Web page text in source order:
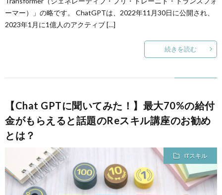
ーマー）」の略です。 ChatGPTは、2022年11月30日に公開され、
2023年1月に1億人のアクティブ […]
続きを読む
【Chat GPTに聞いてみた！】最大70%の給付
金がもらえると話題のReスキル講座のお勧め
とは？
ITスキル